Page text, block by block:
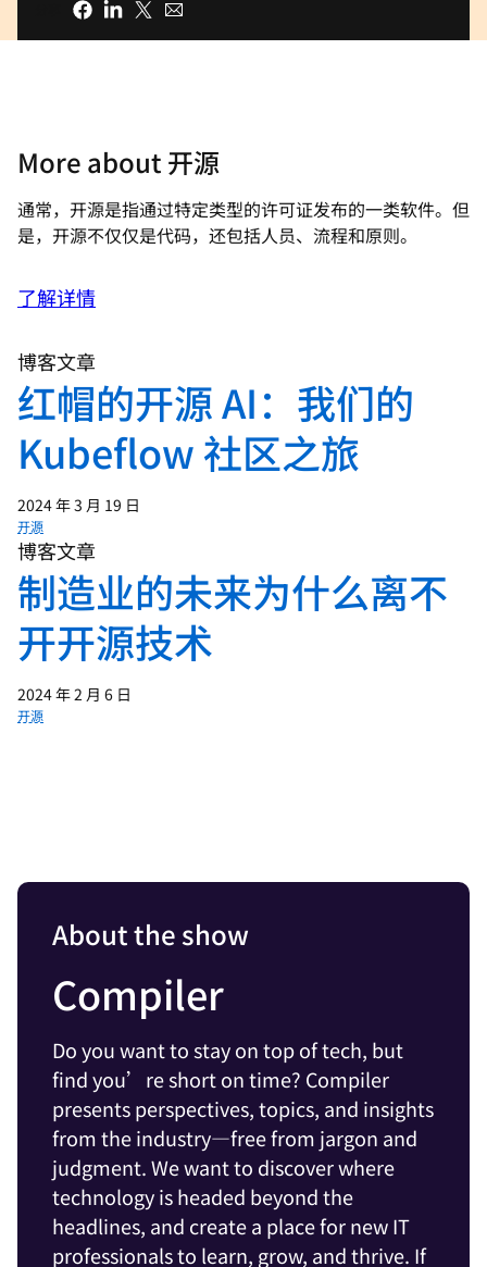
More about 开源
通常，开源是指通过特定类型的许可证发布的一类软件。但
是，开源不仅仅是代码，还包括人员、流程和原则。
了解详情
博客文章
红帽的开源 AI：我们的
Kubeflow 社区之旅
2024 年 3 月 19 日
开源
博客文章
制造业的未来为什么离不
开开源技术
2024 年 2 月 6 日
开源
About the show
Compiler
Do you want to stay on top of tech, but
find you’re short on time? Compiler
presents perspectives, topics, and insights
from the industry—free from jargon and
judgment. We want to discover where
technology is headed beyond the
headlines, and create a place for new IT
professionals to learn, grow, and thrive. If